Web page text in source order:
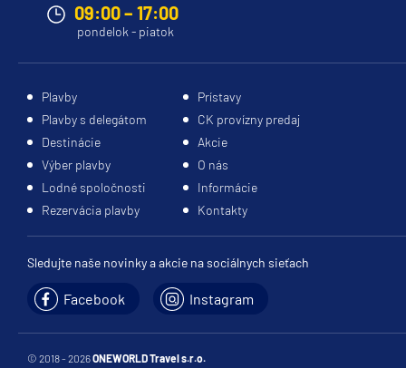
Caribbean Princess
Diamond Princess
Discovery Princess
Emerald Princess
Enchanted Princess
Grand Princess
Island Princess
Majestic Princess
Regal Princess
Royal Princess
09:00 – 17:00
pondelok - piatok
Plavby
Prístavy
Plavby s delegátom
CK provízny predaj
Destinácie
Akcie
Výber plavby
O nás
Lodné spoločnosti
Informácie
Rezervácia plavby
Kontakty
Sledujte naše novinky a akcie na sociálnych sieťach
Facebook Instagram
© 2018 - 2026ONEWORLD Travel s.r.o.